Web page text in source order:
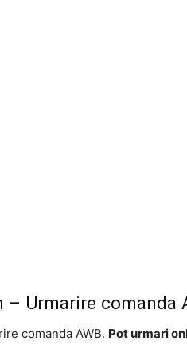
– Urmarire comanda
comanda AWB. Pot urmari